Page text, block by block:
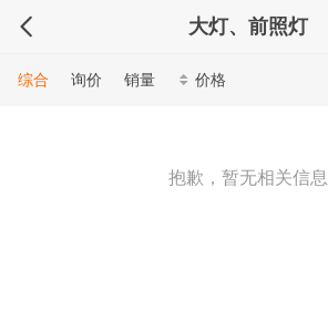
大灯、前照灯
综合 询价 销量 价格
抱歉，暂无相关信息